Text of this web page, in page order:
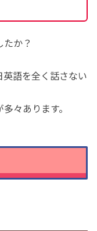
か？
語を全く話さない
々あります。